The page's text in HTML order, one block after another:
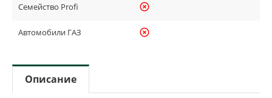
Семейство Profi highlight_off
Автомобили ГАЗ highlight_off
Описание